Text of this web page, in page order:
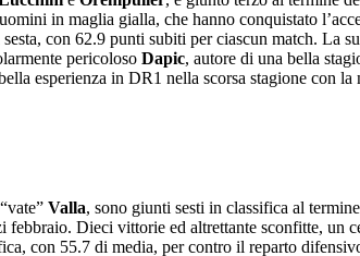
in maglia gialla, che hanno conquistato
con 62.9 punti subiti per ciascun match. La
pericoloso Dapic, autore di una bella
esperienza in DR1 nella scorsa stagione con la
Valla, sono giunti sesti in classifica al
Dieci vittorie ed altrettante sconfitte, un
con 55.7 di media, per contro il reparto